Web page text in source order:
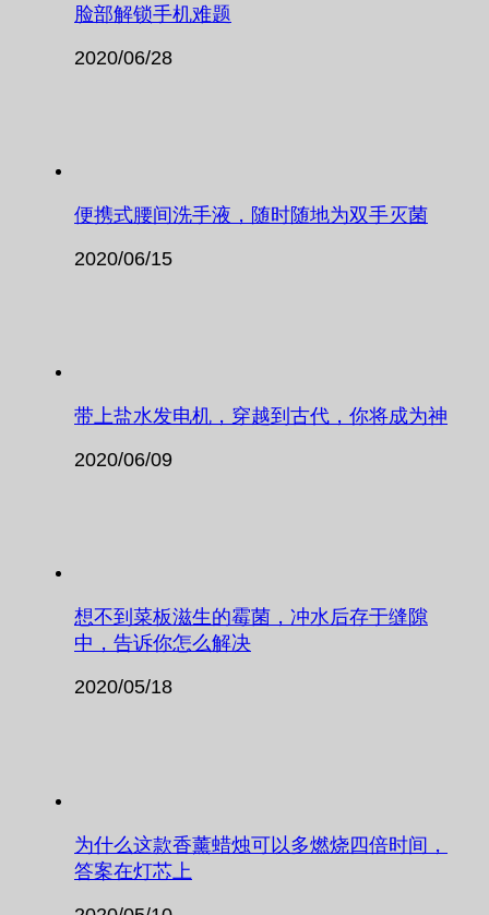
脸部解锁手机难题
2020/06/28
便携式腰间洗手液，随时随地为双手灭菌
2020/06/15
带上盐水发电机，穿越到古代，你将成为神
2020/06/09
想不到菜板滋生的霉菌，冲水后存于缝隙
中，告诉你怎么解决
2020/05/18
为什么这款香薰蜡烛可以多燃烧四倍时间，
答案在灯芯上